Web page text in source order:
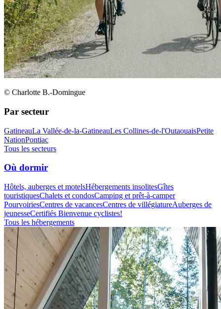
© Charlotte B.-Domingue
Par secteur
GatineauLa Vallée-de-la-GatineauLes Collines-de-l'OutaouaisPetite
NationPontiac
Tous les secteurs
Où dormir
Hôtels, auberges et motelsHébergements insolitesGîtes
touristiquesChalets et condosCamping et prêt-à-camper
PourvoiriesCentres de vacancesCentres de villégiatureAuberges de
jeunesseCertifiés Bienvenue cyclistes!
Tous les hébergements